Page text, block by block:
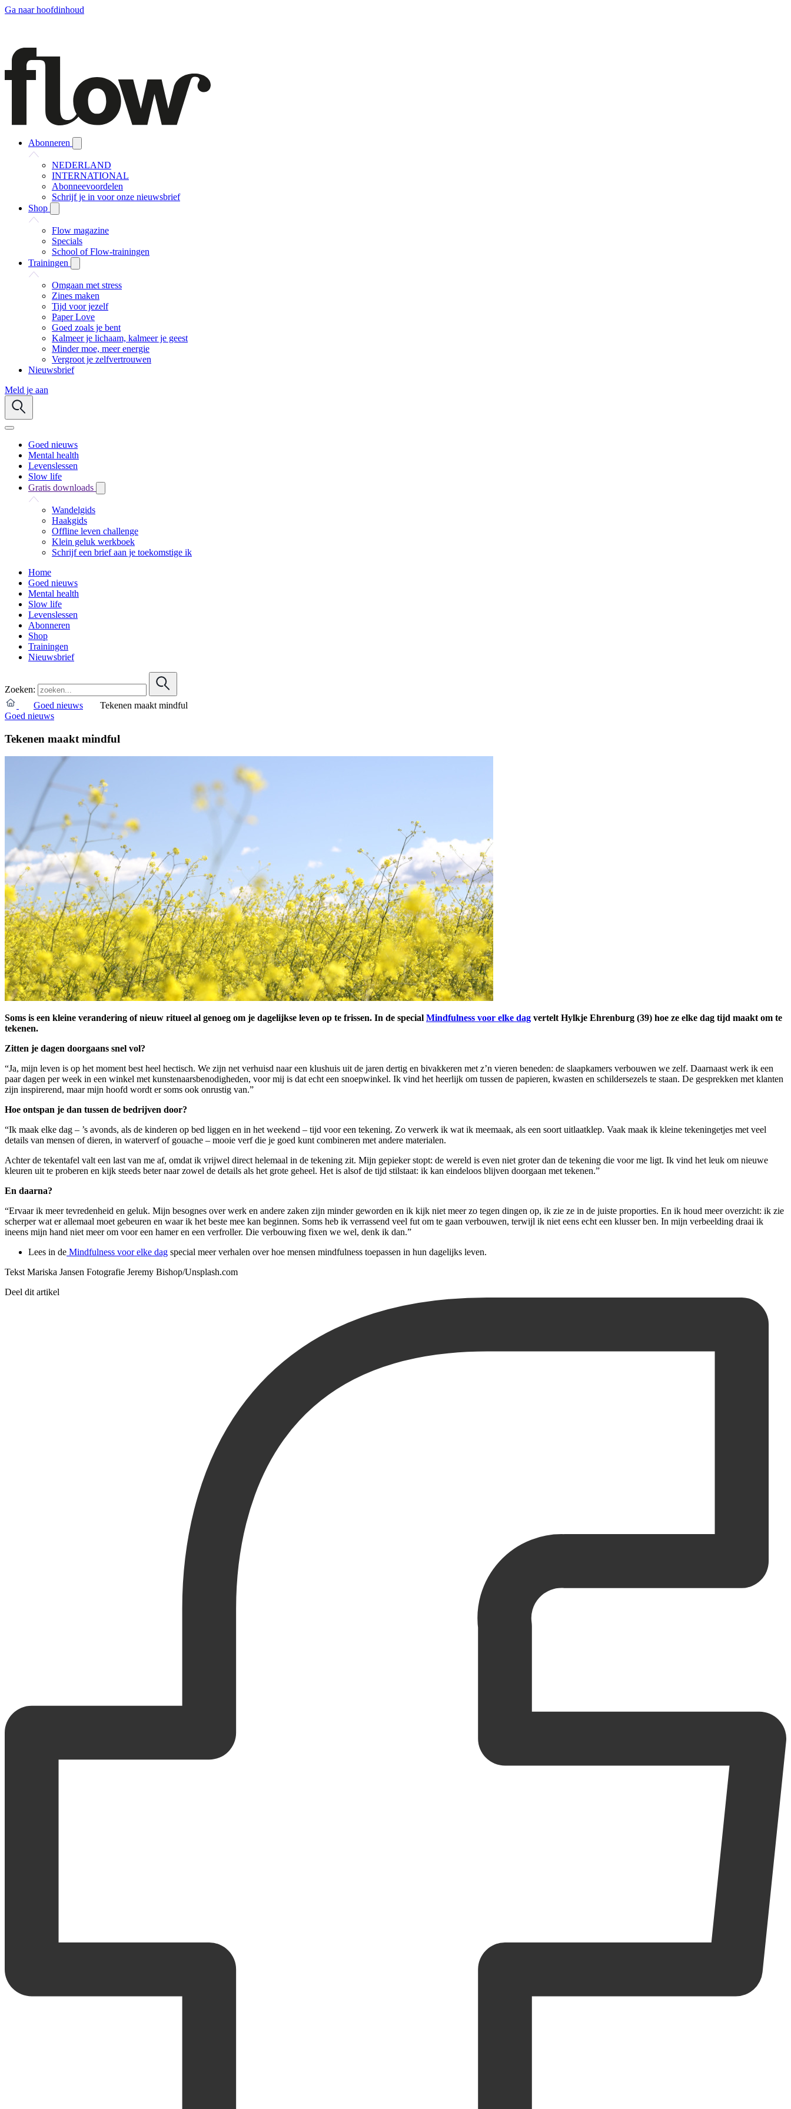
Ga naar hoofdinhoud
Abonneren
NEDERLAND
INTERNATIONAL
Abonneevoordelen
Schrijf je in voor onze nieuwsbrief
Shop
Flow magazine
Specials
School of Flow-trainingen
Trainingen
Omgaan met stress
Zines maken
Tijd voor jezelf
Paper Love
Goed zoals je bent
Kalmeer je lichaam, kalmeer je geest
Minder moe, meer energie
Vergroot je zelfvertrouwen
Nieuwsbrief
Meld je aan
Goed nieuws
Mental health
Levenslessen
Slow life
Gratis downloads
Wandelgids
Haakgids
Offline leven challenge
Klein geluk werkboek
Schrijf een brief aan je toekomstige ik
Home
Goed nieuws
Mental health
Slow life
Levenslessen
Abonneren
Shop
Trainingen
Nieuwsbrief
Zoeken:
Goed nieuws
Tekenen maakt mindful
Goed nieuws
Tekenen maakt mindful
Soms is een kleine verandering of nieuw ritueel al genoeg om je dagelijkse leven op te frissen. In de special Mindfulness voor elke dag vertelt Hylkje Ehrenburg (39) hoe ze elke dag tijd maakt om te
tekenen.
Zitten je dagen doorgaans snel vol?
“Ja, mijn leven is op het moment best heel hectisch. We zijn net verhuisd naar een klushuis uit de jaren dertig en bivakkeren met z’n vieren beneden: de slaapkamers verbouwen we zelf. Daarnaast werk ik een
paar dagen per week in een winkel met kunstenaarsbenodigheden, voor mij is dat echt een snoepwinkel. Ik vind het heerlijk om tussen de papieren, kwasten en schildersezels te staan. De gesprekken met klanten
zijn inspirerend, maar mijn hoofd wordt er soms ook onrustig van.”
Hoe ontspan je dan tussen de bedrijven door?
“Ik maak elke dag – ’s avonds, als de kinderen op bed liggen en in het weekend – tijd voor een tekening. Zo verwerk ik wat ik meemaak, als een soort uitlaatklep. Vaak maak ik kleine tekeningetjes met veel
details van mensen of dieren, in waterverf of gouache – mooie verf die je goed kunt combineren met andere materialen.
Achter de tekentafel valt een last van me af, omdat ik vrijwel direct helemaal in de tekening zit. Mijn gepieker stopt: de wereld is even niet groter dan de tekening die voor me ligt. Ik vind het leuk om nieuwe
kleuren uit te proberen en kijk steeds beter naar zowel de details als het grote geheel. Het is alsof de tijd stilstaat: ik kan eindeloos blijven doorgaan met tekenen.”
En daarna?
“Ervaar ik meer tevredenheid en geluk. Mijn besognes over werk en andere zaken zijn minder geworden en ik kijk niet meer zo tegen dingen op, ik zie ze in de juiste proporties. En ik houd meer overzicht: ik zie
scherper wat er allemaal moet gebeuren en waar ik het beste mee kan beginnen. Soms heb ik verrassend veel fut om te gaan verbouwen, terwijl ik niet eens echt een klusser ben. In mijn verbeelding draai ik
ineens mijn hand niet meer om voor een hamer en een verfroller. Die verbouwing fixen we wel, denk ik dan.”
Lees in de Mindfulness voor elke dag special meer verhalen over hoe mensen mindfulness toepassen in hun dagelijks leven.
Tekst Mariska Jansen Fotografie Jeremy Bishop/Unsplash.com
Deel dit artikel